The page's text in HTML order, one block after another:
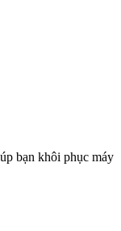
bạn khôi phục máy